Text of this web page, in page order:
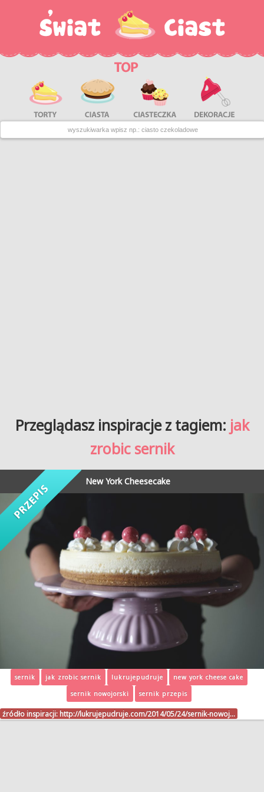
Przeglądasz inspiracje z tagiem: jak
zrobic sernik
New York Cheesecake
sernik jak zrobic sernik lukrujepudruje
new york cheese cake
sernik nowojorski
sernik przepis
źródło inspiracji: http://lukrujepudruje.com/2014/05/24/sernik-nowoj…